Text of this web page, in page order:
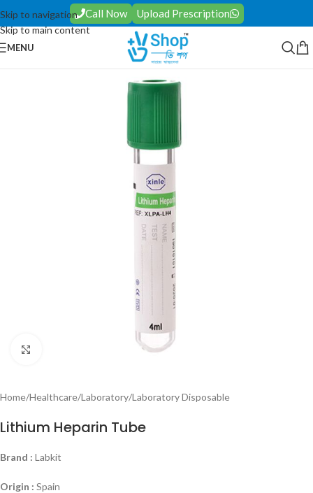
Skip to navigation
Skip to main content
Call Now Upload Prescription
MENU
Home/Healthcare/Laboratory/Laboratory Disposable
Lithium Heparin Tube
Brand : Labkit
Origin : Spain